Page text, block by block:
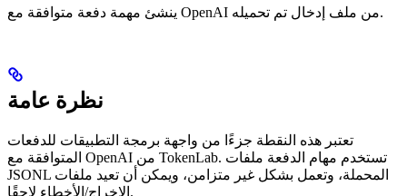
ينشئ مهمة دفعة متوافقة مع OpenAI من ملف إدخال تم تحميله.
نظرة عامة
تعتبر هذه النقطة جزءًا من واجهة برمجة التطبيقات للدفعات
المتوافقة مع OpenAI من TokenLab. تستخدم مهام الدفعة ملفات
JSONL المحملة، وتعمل بشكل غير متزامن، ويمكن أن تعيد ملفات
الإخراج/الأخطاء لاحقًا.